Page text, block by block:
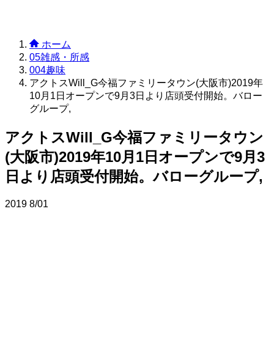
ホーム
05雑感・所感
004趣味
アクトスWill_G今福ファミリータウン(大阪市)2019年
10月1日オープンで9月3日より店頭受付開始。バロー
グループ,
アクトスWill_G今福ファミリータウン
(大阪市)2019年10月1日オープンで9月3
日より店頭受付開始。バローグループ,
2019 8/01